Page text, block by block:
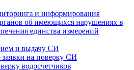
и информирования
об имеющихся нарушениях в
единства измерений
и выдачу СИ
на поверку СИ
водосчетчиков